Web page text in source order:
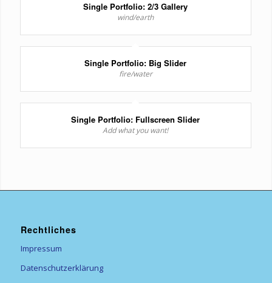
Single Portfolio: 2/3 Gallery
wind/earth
Single Portfolio: Big Slider
fire/water
Single Portfolio: Fullscreen Slider
Add what you want!
Rechtliches
Impressum
Datenschutzerklärung